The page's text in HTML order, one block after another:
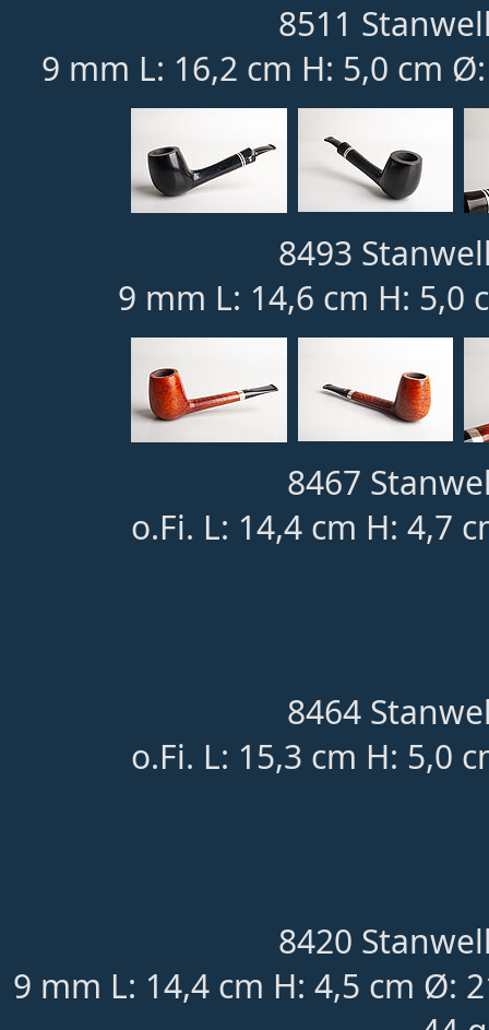
8511
9 mm L: 16,2 cm H: 5,0 cm
8493
9 mm L: 14,6 cm H: 5,0
8467
o.Fi. L: 14,4 cm H: 4,7
8464
o.Fi. L: 15,3 cm H: 5,0
8420
9 mm L: 14,4 cm H: 4,5 cm Ø: